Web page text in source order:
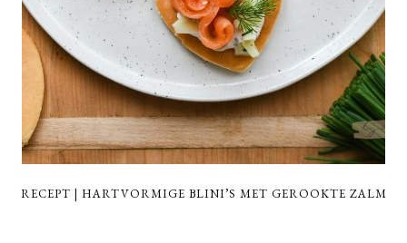
RECEPT | HARTVORMIGE BLINI’S MET GEROOKTE ZALM